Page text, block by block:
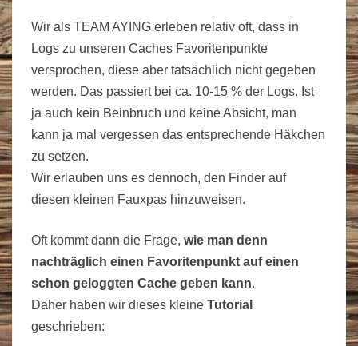
Wir als TEAM AYING erleben relativ oft, dass in
Logs zu unseren Caches Favoritenpunkte
versprochen, diese aber tatsächlich nicht gegeben
werden. Das passiert bei ca. 10-15 % der Logs. Ist
ja auch kein Beinbruch und keine Absicht, man
kann ja mal vergessen das entsprechende Häkchen
zu setzen.
Wir erlauben uns es dennoch, den Finder auf
diesen kleinen Fauxpas hinzuweisen.
Oft kommt dann die Frage, wie man denn
nachträglich einen Favoritenpunkt auf einen
schon geloggten Cache geben kann.
Daher haben wir dieses kleine Tutorial
geschrieben: